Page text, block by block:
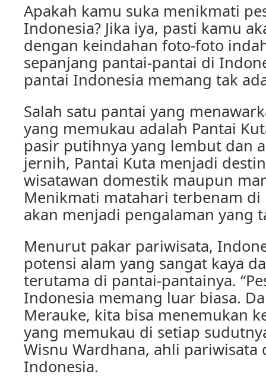
Apakah kamu suka menikmati
Indonesia? Jika iya, pasti kamu
dengan keindahan foto-foto
sepanjang pantai-pantai di
pantai Indonesia memang tak
Salah satu pantai yang
yang memukau adalah Pantai
pasir putihnya yang lembut dan
jernih, Pantai Kuta menjadi
wisatawan domestik maupun
Menikmati matahari terbenam di
akan menjadi pengalaman yang
Menurut pakar pariwisata,
potensi alam yang sangat kaya
terutama di pantai-pantainya.
Indonesia memang luar biasa.
Merauke, kita bisa menemukan
yang memukau di setiap
Wisnu Wardhana, ahli pariwisata
Indonesia.